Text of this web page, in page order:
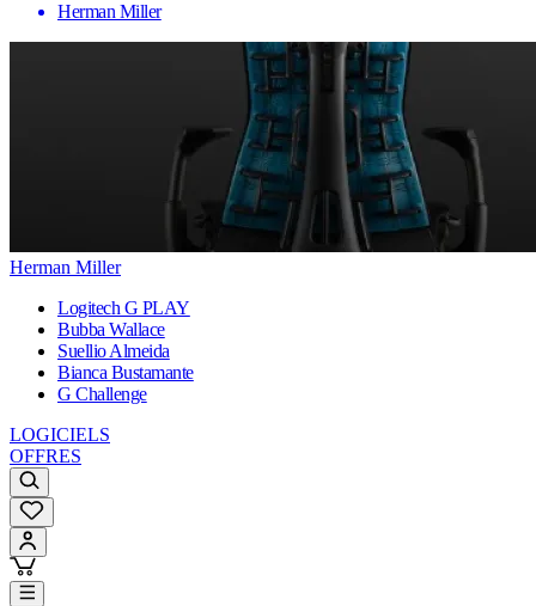
Herman Miller
Herman Miller
Logitech G PLAY
Bubba Wallace
Suellio Almeida
Bianca Bustamante
G Challenge
LOGICIELS
OFFRES